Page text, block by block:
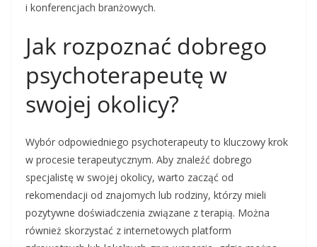
i konferencjach branżowych.
Jak rozpoznać dobrego
psychoterapeutę w
swojej okolicy?
Wybór odpowiedniego psychoterapeuty to kluczowy krok
w procesie terapeutycznym. Aby znaleźć dobrego
specjalistę w swojej okolicy, warto zacząć od
rekomendacji od znajomych lub rodziny, którzy mieli
pozytywne doświadczenia związane z terapią. Można
również skorzystać z internetowych platform